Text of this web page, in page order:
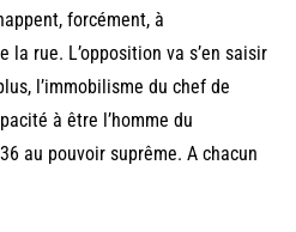
forcément, à
la rue. L’opposition va s’en saisir
l’immobilisme du chef de
à être l’homme du
au pouvoir suprême. A chacun